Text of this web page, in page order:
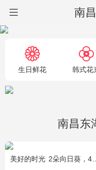
南
生日鲜花 韩式花
南昌东
美好的时光 2朵向日葵，4朵香槟玫瑰，2朵碎冰蓝玫瑰，桔梗、配花、配草搭配